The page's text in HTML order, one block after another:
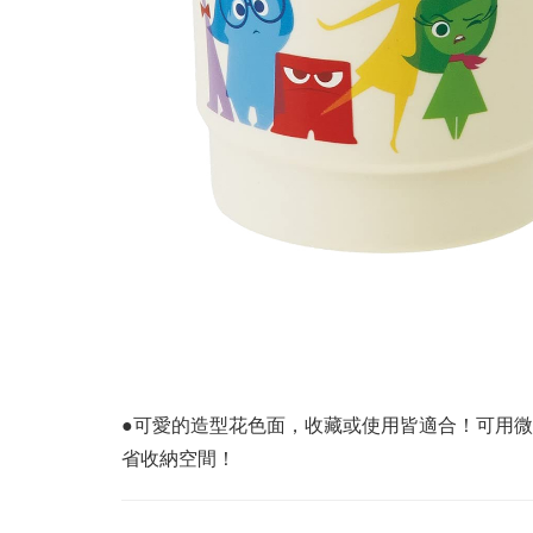
●可愛的造型花色面，收藏或使用皆適合！可用
省收納空間！